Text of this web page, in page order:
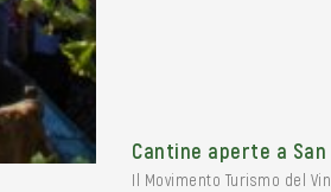
Cantine aperte a
Il Movimento Turismo del